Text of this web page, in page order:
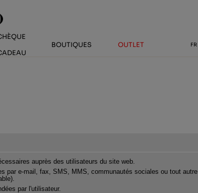
BOUTIQUES OUTLET FR
auprès des utilisateurs du site web.
par e-mail, fax, SMS, MMS, communautés sociales ou tout autre
par l'utilisateur.